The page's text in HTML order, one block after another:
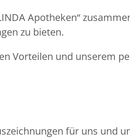
Apotheken“
zu bieten.
Vorteilen und unserem
für uns und